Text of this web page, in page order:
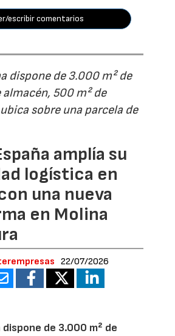
escribir comentarios
dispone de 3.000 m² de
500 m² de
sobre una parcela de
amplía su
logística en
una nueva
en Molina
22/07/2026
de 3.000 m² de